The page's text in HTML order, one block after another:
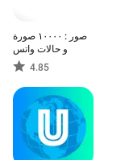
صور : ١٠٠٠٠ صورة
و حالات واتس
4.85